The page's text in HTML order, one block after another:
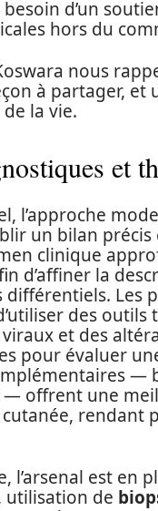
d’un
hors du
nous
à partager, et
la vie.
et
l’approche
un bilan précis
clinique
d’affiner la
différentiels.
des outils
et des
pour évaluer
— offrent une
cutanée,
l’arsenal est en
utilisation de